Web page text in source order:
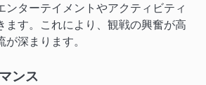
ンターテイメントやアクティビティ
ます。これにより、観戦の興奮が高
深まります。
ンス